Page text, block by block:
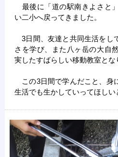
最後に「道の駅南きよさと
い二小へ戻ってきました。
3日間、友達と共同生活をし
さを学び、また八ヶ岳の大自
実したすばらしい移動教室とな
この3日間で学んだこと、身
生活でも生かしていってほしい